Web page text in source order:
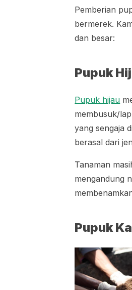
Pemberian
bermerek.
dan besar:
Pupuk
Pupuk hijau
membusuk/
yang sengaja
berasal dari
Tanaman
mengandung
Pupuk